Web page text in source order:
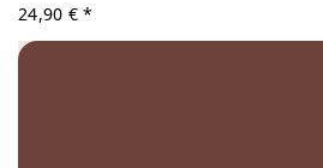
24,90 € *